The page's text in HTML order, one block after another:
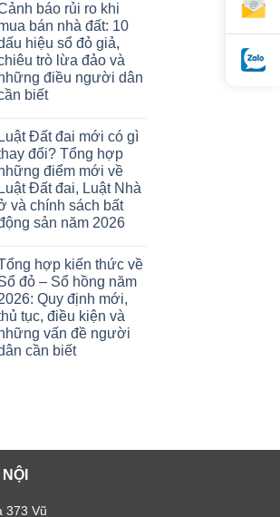
báo rủi ro khi
bán nhà đất: 10
hiệu sổ đỏ giả,
trò lừa đảo và
điều người dân
biết
Luật Đất đai mới có gì
đổi? Tổng hợp
điểm mới về
Luật Đất đai, Luật Nhà
và chính sách bất
sản năm 2026
hợp kiến thức về
đỏ – Sổ hồng năm
Quy định mới,
tục, điều kiện và
vấn đề người
cần biết
373 Vũ